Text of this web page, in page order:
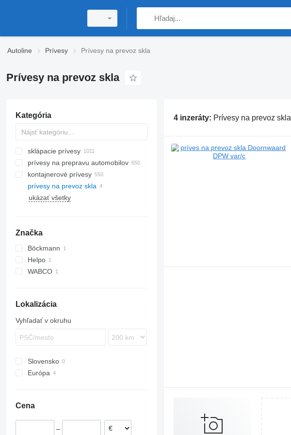
Autoline Prívesy Prívesy na prevoz skla
Prívesy na prevoz skla
Kategória
sklápacie prívesy
prívesy na prepravu automobilov
kontajnerové prívesy
prívesy na prevoz skla
ukázať všetky
Značka
Böckmann
Helpo
WABCO
Lokalizácia
Vyhľadať v okruhu
Slovensko
Európa
Belgicko
Cena
–
4 inzeráty: Prívesy na prevoz skla